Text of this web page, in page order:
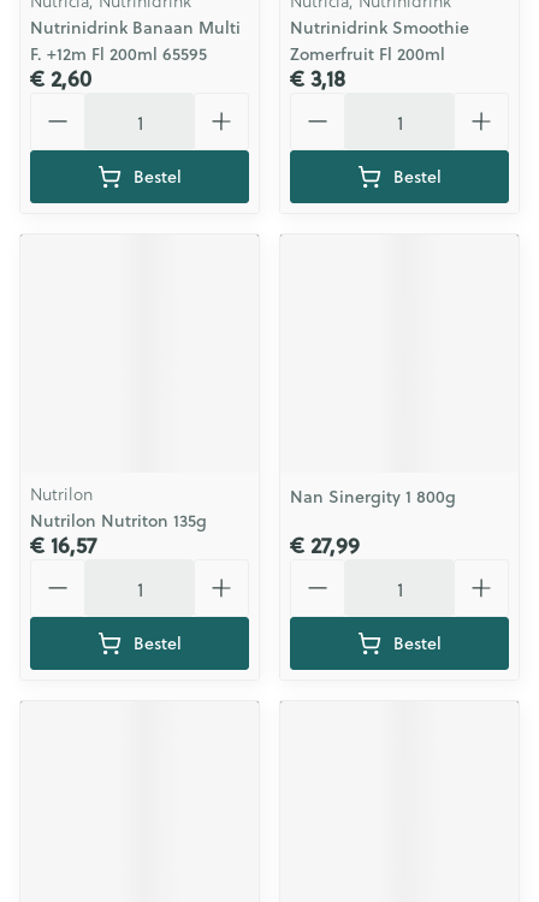
Nutrinidrink Banaan Multi
F. +12m Fl 200ml 65595
€ 2,60
Bestel
Nutrinidrink Smoothie
Zomerfruit Fl 200ml
€ 3,18
Bestel
Nutrilon
Nutrilon Nutriton 135g
€ 16,57
Bestel
Nan Sinergity 1 800g
€ 27,99
Bestel